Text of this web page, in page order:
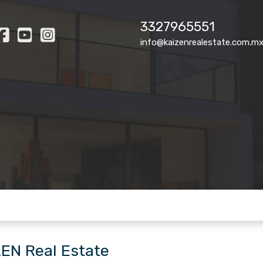
3327965551
info@kaizenrealestate.com.mx
Real Estate